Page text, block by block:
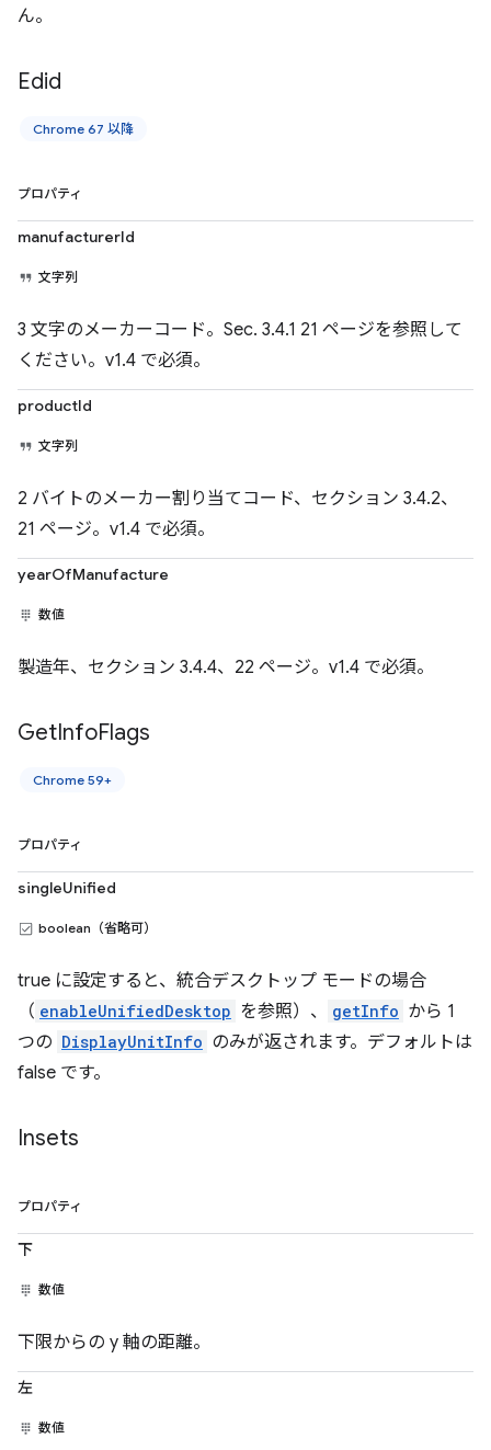
ん。
Edid
Chrome 67 以降
プロパティ
manufacturerId
文字列
3 文字のメーカーコード。Sec. 3.4.1 21 ページを参照して
ください。v1.4 で必須。
productId
文字列
2 バイトのメーカー割り当てコード、セクション 3.4.2、
21 ページ。v1.4 で必須。
yearOfManufacture
数値
製造年、セクション 3.4.4、22 ページ。v1.4 で必須。
GetInfoFlags
Chrome 59+
プロパティ
singleUnified
boolean（省略可）
true に設定すると、統合デスクトップ モードの場合
（ enableUnifiedDesktop を参照）、 getInfo から 1
つの DisplayUnitInfo のみが返されます。デフォルトは
false です。
Insets
プロパティ
下
数値
下限からの y 軸の距離。
左
数値